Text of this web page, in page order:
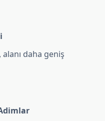
daha geniş